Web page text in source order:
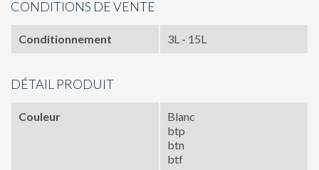
CONDITIONS DE VENTE
Conditionnement 3L - 15L
DÉTAIL PRODUIT
Couleur
Blanc
btp
btn
btf